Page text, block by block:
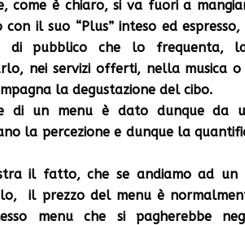
come è chiaro, si va fuori a
il suo “Plus” inteso ed
di pubblico che lo frequenta,
nei servizi offerti, nella musica
la degustazione del cibo.
di un menu è dato dunque da
la percezione e dunque la
il fatto, che se andiamo ad un
il prezzo del menu è
menu che si pagherebbe